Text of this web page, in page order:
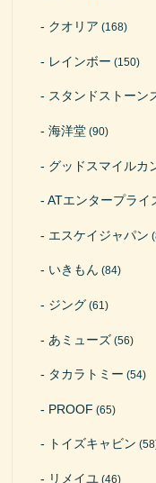
クオリア (168)
レインボー (150)
スタンドストーン
海洋堂 (90)
グッドスマイルカ
ATエンタープライ
エスケイジャパン
いきもん (84)
ジング (61)
あミューズ (56)
タカラトミー (54)
PROOF (65)
トイズキャビン
リメイユ (46)